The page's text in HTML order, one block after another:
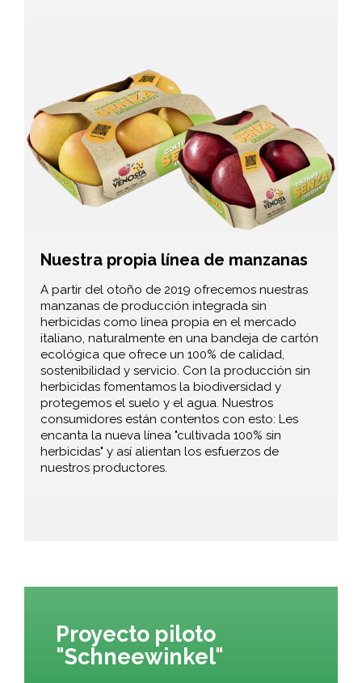
Nuestra propia línea de manzanas
A partir del otoño de 2019 ofrecemos nuestras
manzanas de producción integrada sin
herbicidas como línea propia en el mercado
italiano, naturalmente en una bandeja de cartón
ecológica que ofrece un 100% de calidad,
sostenibilidad y servicio. Con la producción sin
herbicidas fomentamos la biodiversidad y
protegemos el suelo y el agua. Nuestros
consumidores están contentos con esto: Les
encanta la nueva línea "cultivada 100% sin
herbicidas" y así alientan los esfuerzos de
nuestros productores.
Proyecto piloto
"Schneewinkel"